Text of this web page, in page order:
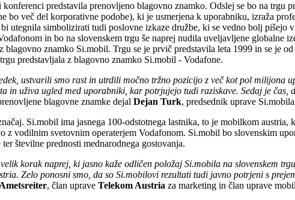
konferenci predstavila prenovljeno blagovno znamko. Odslej se bo na trgu
bo več del korporativne podobe), ki je usmerjena k uporabniku, izraža
utegnila simbolizirati tudi poslovne izkaze družbe, ki se vedno bolj pišejo
in bo na slovenskem trgu še naprej nudila uveljavljene globalne
blagovno znamko Si.mobil. Trgu se je prvič predstavila leta 1999 in se je
predstavljala z blagovno znamko Si.mobil - Vodafone.
ustvarili smo rast in utrdili močno tržno pozicijo z več kot pol milijona
in uživa ugled med uporabniki, kar potrjujejo tudi raziskave. Sedaj je čas,
blagovne znamke dejal Dejan Turk, predsednik uprave
Si.mobil ima jasnega 100-odstotnega lastnika, to je mobilkom austria,
z vodilnim svetovnim operaterjem Vodafonom. Si.mobil bo slovenskim
številne prednosti mednarodnega gostovanja.
korak naprej, ki jasno kaže odličen položaj Si.mobila na slovenskem
Zelo ponosni smo, da so Si.mobilovi rezultati tudi javno potrjeni s
, član uprave Telekom Austria za marketing in član uprave